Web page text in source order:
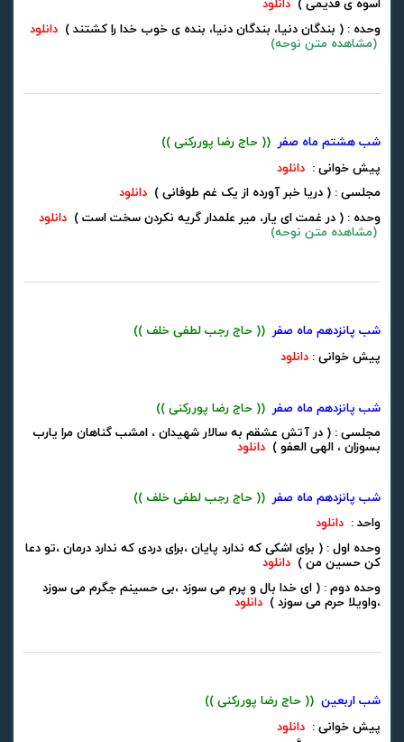
اسوه ی قدیمی ) دانلود
وحده : ( بندگان دنیا، بندگان دنیا، بنده ی خوب خدا را کشتند ) دانلود
(مشاهده متن نوحه)
شب هشتم ماه صفر (( حاج رضا پوررکنی ))
پیش خوانی : دانلود
مجلسی : ( دریا خبر آورده از یک غم طوفانی ) دانلود
وحده : ( در غمت ای یار، میر علمدار گریه نکردن سخت است ) دانلود
(مشاهده متن نوحه)
شب پانزدهم ماه صفر (( حاج رجب لطفی خلف ))
پیش خوانی : دانلود
شب پانزدهم ماه صفر (( حاج رضا پوررکنی ))
مجلسی : ( در آتش عشقم به سالار شهیدان ، امشب گناهان مرا یارب
بسوزان ، الهی العفو ) دانلود
شب پانزدهم ماه صفر (( حاج رجب لطفی خلف ))
واحد : دانلود
وحده اول : ( برای اشکی که ندارد پایان ،برای دردی که ندارد درمان ،تو دعا
کن حسین من ) دانلود
وحده دوم : ( ای خدا بال و پرم می سوزد ،بی حسینم جگرم می سوزد
،واویلا حرم می سوزد ) دانلود
شب اربعین (( حاج رضا پوررکنی ))
پیش خوانی : دانلود